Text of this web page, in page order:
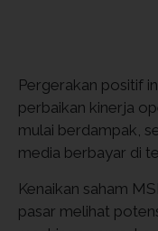
Pergerakan positif
perbaikan kinerja
mulai berdampak,
media berbayar di
Kenaikan saham
pasar melihat